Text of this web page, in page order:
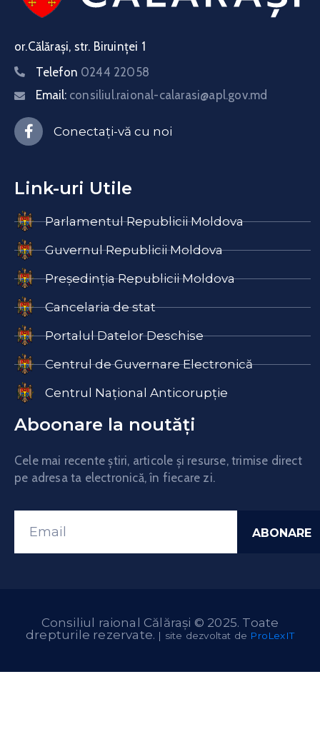
or.Călărași, str. Biruinței 1
Telefon 0244 22058
Email: consiliul.raional-calarasi@apl.gov.md
Conectați-vă cu noi
Link-uri Utile
Parlamentul Republicii Moldova
Guvernul Republicii Moldova
Președinția Republicii Moldova
Cancelaria de stat
Portalul Datelor Deschise
Centrul de Guvernare Electronică
Centrul Național Anticorupție
Aboonare la noutăți
Cele mai recente știri, articole și resurse, trimise direct
pe adresa ta electronică, în fiecare zi.
Consiliul raional Călărași © 2025. Toate
drepturile rezervate. | site dezvoltat de ProLexIT